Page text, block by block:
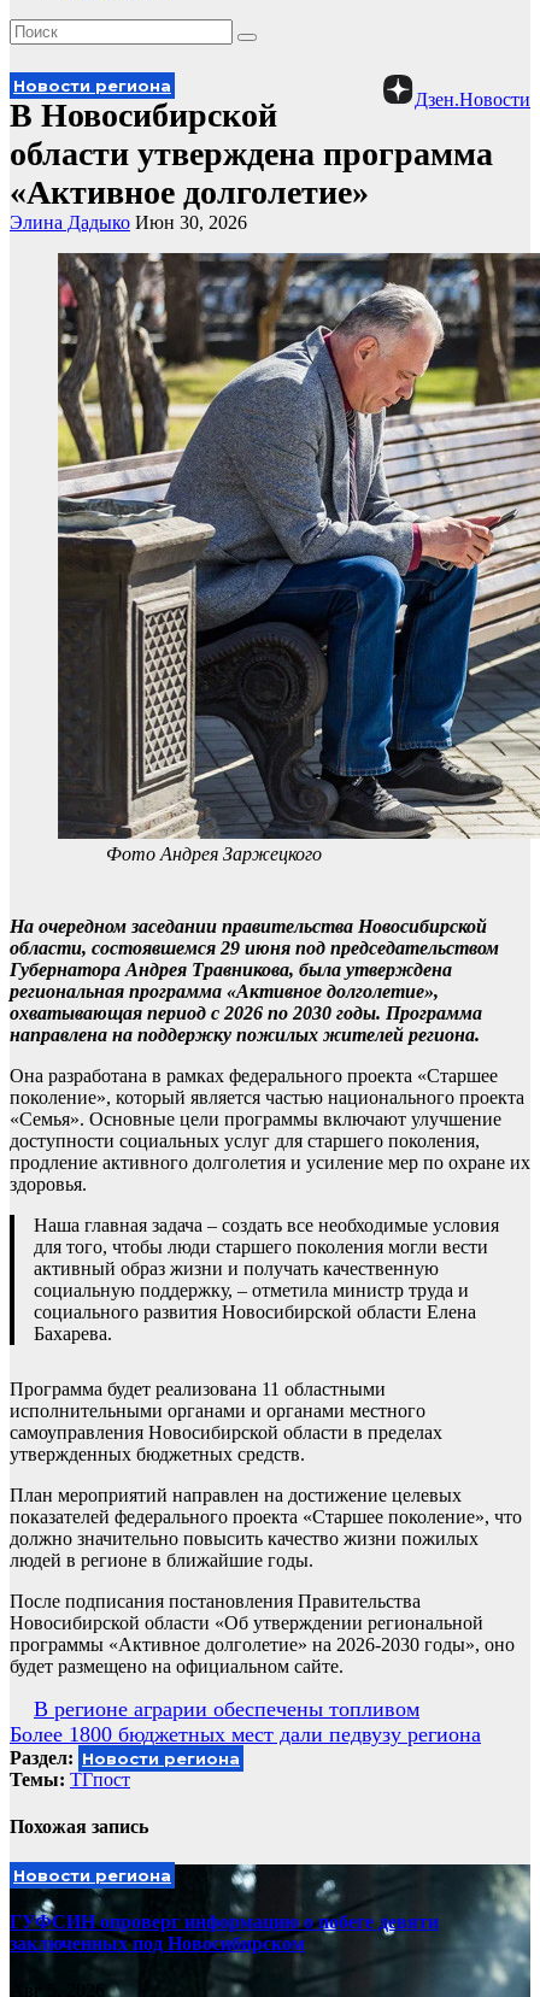
Дзен.Новости
Новости региона
В Новосибирской
области утверждена программа
«Активное долголетие»
Элина Дадыко Июн 30, 2026
Фото Андрея Заржецкого
На очередном заседании правительства Новосибирской
области, состоявшемся 29 июня под председательством
Губернатора Андрея Травникова, была утверждена
региональная программа «Активное долголетие»,
охватывающая период с 2026 по 2030 годы. Программа
направлена на поддержку пожилых жителей региона.
Она разработана в рамках федерального проекта «Старшее
поколение», который является частью национального проекта
«Семья». Основные цели программы включают улучшение
доступности социальных услуг для старшего поколения,
продление активного долголетия и усиление мер по охране их
здоровья.
Наша главная задача – создать все необходимые условия
для того, чтобы люди старшего поколения могли вести
активный образ жизни и получать качественную
социальную поддержку, – отметила министр труда и
социального развития Новосибирской области Елена
Бахарева.
Программа будет реализована 11 областными
исполнительными органами и органами местного
самоуправления Новосибирской области в пределах
утвержденных бюджетных средств.
План мероприятий направлен на достижение целевых
показателей федерального проекта «Старшее поколение», что
должно значительно повысить качество жизни пожилых
людей в регионе в ближайшие годы.
После подписания постановления Правительства
Новосибирской области «Об утверждении региональной
программы «Активное долголетие» на 2026-2030 годы», оно
будет размещено на официальном сайте.
Навигация
по
записям
В регионе аграрии обеспечены топливом
Более 1800 бюджетных мест дали педвузу региона
Раздел: Новости региона
Темы: ТГпост
Похожая запись
Новости региона
ГУФСИН опроверг информацию о побеге девяти
заключенных под Новосибирском